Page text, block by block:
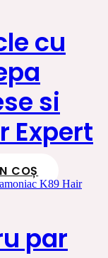
cu
si
Expert
COȘ
par